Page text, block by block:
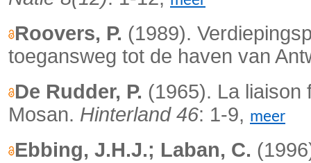
Roovers, P. (1989).
toegansweg tot de haven van
De Rudder, P. (1965). La liaison
Mosan. Hinterland 46: 1-9, meer
Ebbing, J.H.J.; Laban, C.